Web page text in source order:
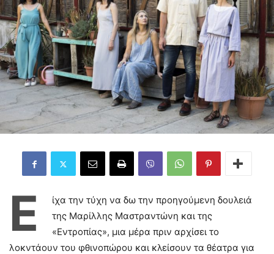
Ε
ίχα την τύχη να δω την προηγούμενη δουλειά
της Μαρίλλης Μαστραντώνη και της
«Εντροπίας», μια μέρα πριν αρχίσει το
λοκντάουν του φθινοπώρου και κλείσουν τα θέατρα για